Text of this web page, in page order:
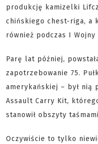
produkcję kamizelki
chińskiego chest-riga, a
również podczas I Wojny
Parę lat później,
zapotrzebowanie 75.
amerykańskiej – był nią
Assault Carry Kit,
stanowił obszyty
Oczywiście to tylko